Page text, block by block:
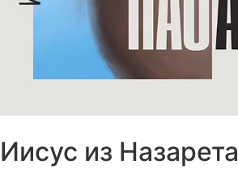
Иисус из Назарета